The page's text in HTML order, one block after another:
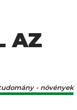
AZ
- növények